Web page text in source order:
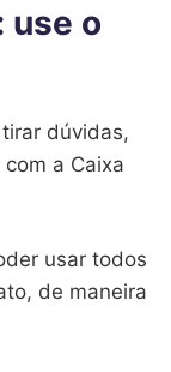
use o
dúvidas,
a Caixa
usar todos
de maneira